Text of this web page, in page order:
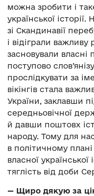
можна зробити і
української історії.
зі Скандинавії
і відіграли важливу
засновували власні
поступово
прослідкувати за
вікінгів стала
України, заклавши
середньовічної
й давши поштовх
народу. Тому для
в політичному
власної української
тяглість від доби
— Щиро дякую за